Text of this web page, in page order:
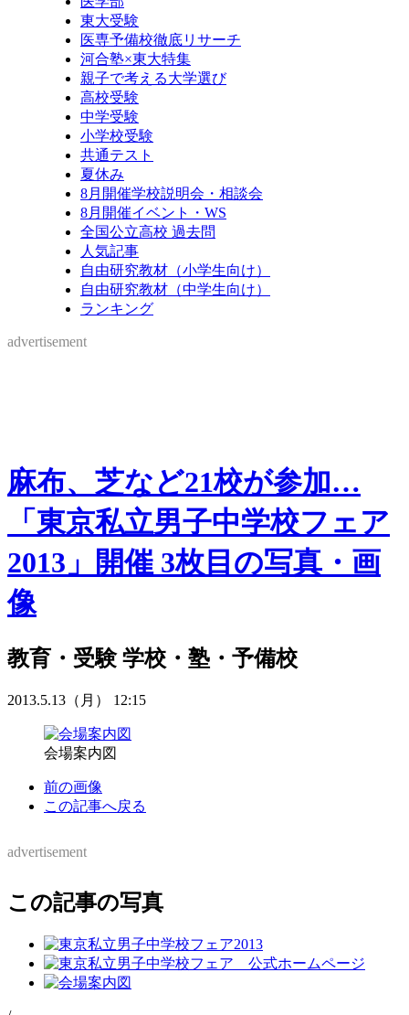
東大受験
医専予備校徹底リサーチ
河合塾×東大特集
親子で考える大学選び
高校受験
中学受験
小学校受験
共通テスト
夏休み
8月開催学校説明会・相談会
8月開催イベント・WS
全国公立高校 過去問
人気記事
自由研究教材（小学生向け）
自由研究教材（中学生向け）
ランキング
advertisement
麻布、芝など21校が参加…
「東京私立男子中学校フェア
2013」開催 3枚目の写真・画
像
教育・受験 学校・塾・予備校
2013.5.13（月） 12:15
会場案内図
前の画像
この記事へ戻る
advertisement
この記事の写真